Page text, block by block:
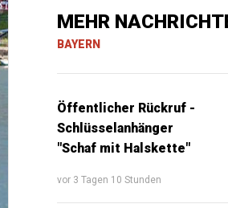
MEHR
BAYERN
Öffentlicher Rückruf -
Schlüsselanhänger
"Schaf mit Halskette"
vor 3 Tagen 10 Stunden